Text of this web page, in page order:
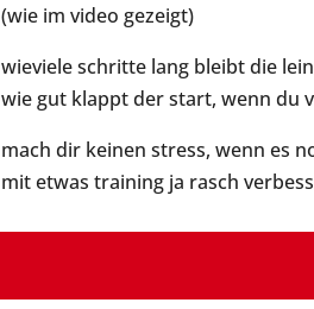
(wie im video gezeigt)
wieviele schritte lang bleibt die
wie gut klappt der start, wenn du
mach dir keinen stress, wenn es
mit etwas training ja rasch